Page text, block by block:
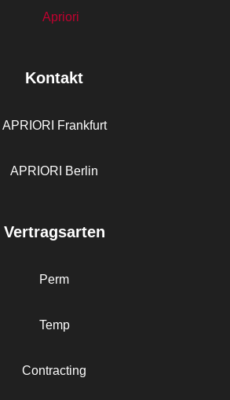
Kontakt
APRIORI Frankfurt
APRIORI Berlin
Vertragsarten
Perm
Temp
Contracting